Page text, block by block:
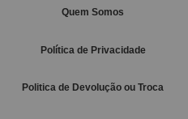
Quem Somos
Política de Privacidade
Politica de Devolução ou Troca